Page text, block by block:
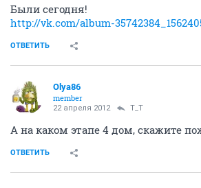
Были сегодня!
http://vk.com/album-
ОТВЕТИТЬ
Olya86
member
22 апреля 2012 T_T
А на каком этапе 4 дом, скажите
ОТВЕТИТЬ